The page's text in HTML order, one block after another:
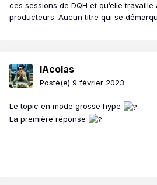
ces sessions de DQH et qu’elle
producteurs. Aucun titre qui se
IAcolas
Posté(e) 9 février 2023
Le topic en mode grosse hype
La première réponse